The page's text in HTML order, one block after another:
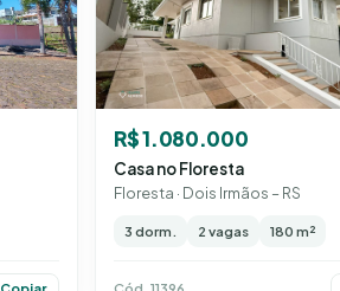
R$ 1.080.000
Casa no Floresta
Floresta · Dois Irmãos – RS
3 dorm. 2 vagas 180 m²